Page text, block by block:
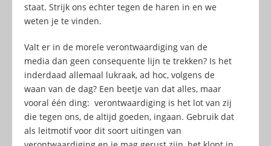
staat. Strijk ons echter tegen de haren in en we
weten je te vinden.
Valt er in de morele verontwaardiging van de
media dan geen consequente lijn te trekken? Is het
inderdaad allemaal lukraak, ad hoc, volgens de
waan van de dag? Een beetje van dat alles, maar
vooral één ding: verontwaardiging is het lot van zij
die tegen ons, de altijd goeden, ingaan. Gebruik dat
als leitmotif voor dit soort uitingen van